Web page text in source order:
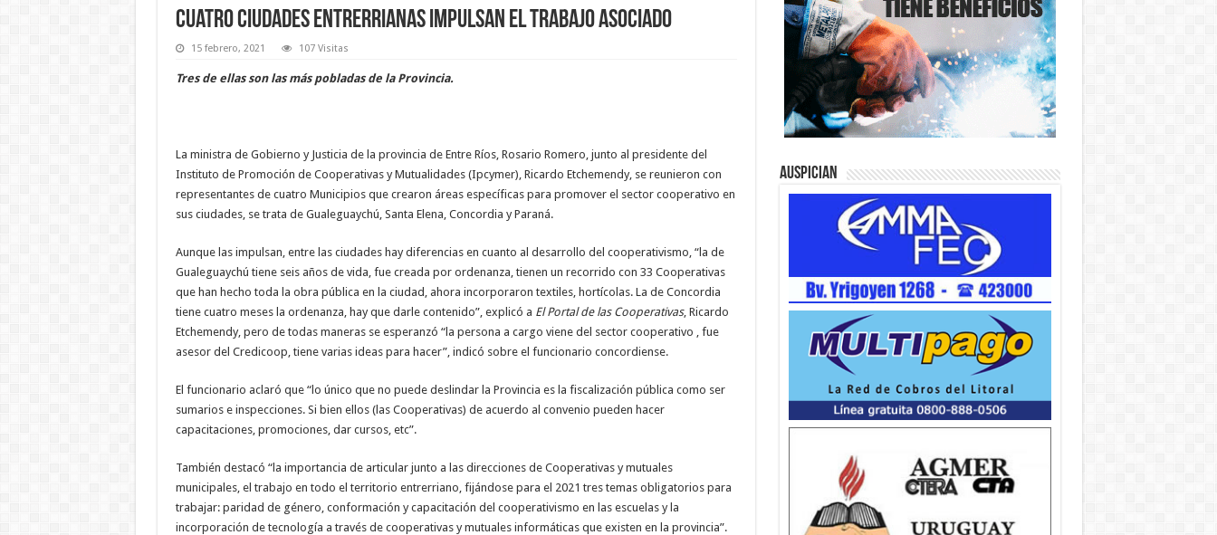
Cuatro ciudades entrerrianas impulsan el trabajo asociado
15 febrero, 2021 107 Visitas
Tres de ellas son las más pobladas de la Provincia.
La ministra de Gobierno y Justicia de la provincia de Entre Ríos, Rosario Romero, junto al presidente del
Instituto de Promoción de Cooperativas y Mutualidades (Ipcymer), Ricardo Etchemendy, se reunieron con
representantes de cuatro Municipios que crearon áreas específicas para promover el sector cooperativo en
sus ciudades, se trata de Gualeguaychú, Santa Elena, Concordia y Paraná.
Aunque las impulsan, entre las ciudades hay diferencias en cuanto al desarrollo del cooperativismo, “la de
Gualeguaychú tiene seis años de vida, fue creada por ordenanza, tienen un recorrido con 33 Cooperativas
que han hecho toda la obra pública en la ciudad, ahora incorporaron textiles, hortícolas. La de Concordia
tiene cuatro meses la ordenanza, hay que darle contenido”, explicó a El Portal de las Cooperativas, Ricardo
Etchemendy, pero de todas maneras se esperanzó “la persona a cargo viene del sector cooperativo , fue
asesor del Credicoop, tiene varias ideas para hacer”, indicó sobre el funcionario concordiense.
El funcionario aclaró que “lo único que no puede deslindar la Provincia es la fiscalización pública como ser
sumarios e inspecciones. Si bien ellos (las Cooperativas) de acuerdo al convenio pueden hacer
capacitaciones, promociones, dar cursos, etc”.
También destacó “la importancia de articular junto a las direcciones de Cooperativas y mutuales
municipales, el trabajo en todo el territorio entrerriano, fijándose para el 2021 tres temas obligatorios para
trabajar: paridad de género, conformación y capacitación del cooperativismo en las escuelas y la
incorporación de tecnología a través de cooperativas y mutuales informáticas que existen en la provincia”.
Auspician